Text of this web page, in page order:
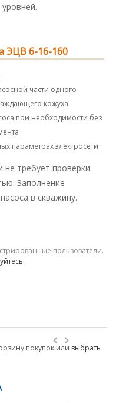
ЭЦВ 6-16-160
части одного
кожуха
при необходимости без
параметрах электросети
не требует проверки
Заполнение
в скважину.
пользователи.
покупок или выбрать